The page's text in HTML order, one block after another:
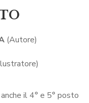
(Autore)
il 4° e 5° posto